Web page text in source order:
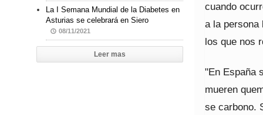
cuando
a la persona
los que nos
"En España
mueren
se carbono.
La I Semana Mundial de la Diabetes en
Asturias se celebrará en Siero
08/11/2021
Leer mas